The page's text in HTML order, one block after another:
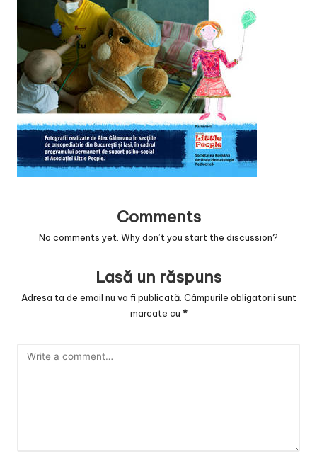
a
c
O
nl
in
e
Comments
No comments yet. Why don’t you start the discussion?
Lasă un răspuns
Adresa ta de email nu va fi publicată. Câmpurile obligatorii sunt
marcate cu *